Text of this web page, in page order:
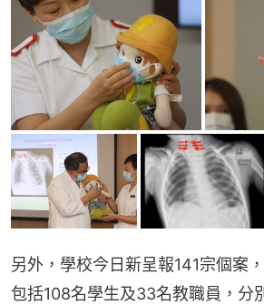
另外，學校今日新呈報141宗個案
包括108名學生及33名教職員，分